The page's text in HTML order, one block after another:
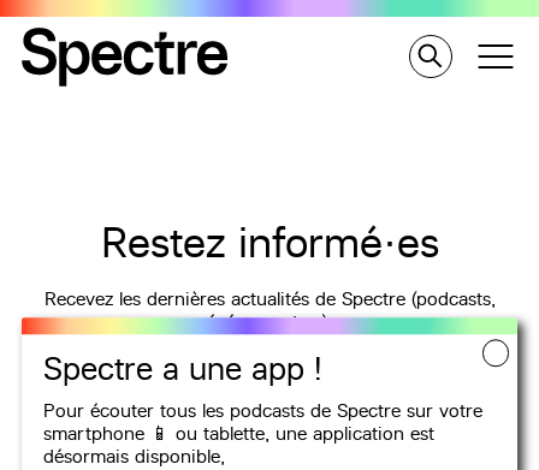
Spectre a une app !
Pour écouter tous les podcasts de Spectre sur votre
smartphone 📱 ou tablette, uneapplication est
désormais disponible,
Restez informé·es
Recevez les dernières actualités de Spectre (podcasts,
événements…).
ADRESSE E-MAIL